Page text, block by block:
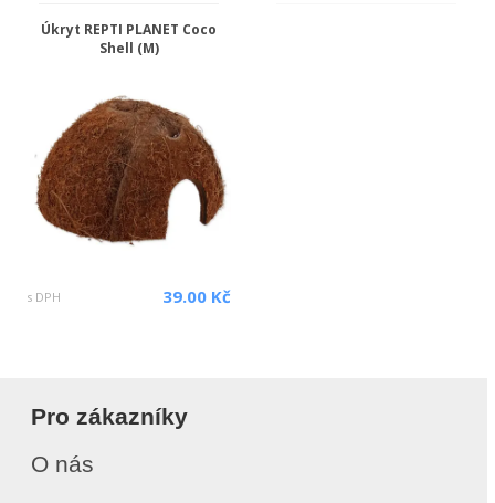
Úkryt REPTI PLANET Coco
Shell (M)
s DPH 39.00 Kč
Pro zákazníky
O nás